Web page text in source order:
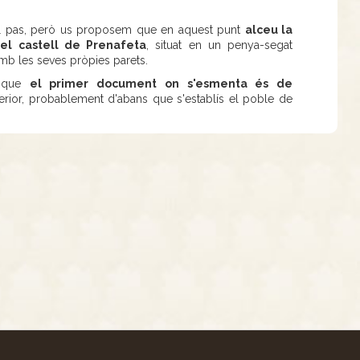
pas, però us proposem que en aquest punt alceu la
castell de Prenafeta , situat en un penya-segat
les seves pròpies parets.
el primer document on s'esmenta és de
probablement d'abans que s'establís el poble de